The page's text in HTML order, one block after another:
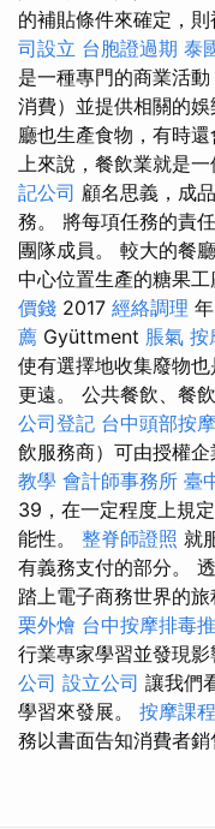
的補貼條件來確定，則
司設立 台胞證過期 泰
是一種專門的商業活
消費）並提供相關的娛
廳也生產食物，有時還
上來說，餐飲業就是
記公司 顧名思義，成
務。 將每項任務的責
團隊成員。 較大的餐
中心位置生產的糖果
價錢 2017 經絡調理 年
薦 Gyüttment 脹氣 按
使有選擇地收集廢物
更遠。 公共餐飲、餐飲
公司登記 台中頭部按摩
飲服務商）可由授權企
教學 會計師事務所 臺
39，在一定程度上規
能性。 整脊師證照 就
有義務支付的部分。
踏上電子商務世界的旅
栗外燴 台中按摩排毒
行業專家學習並發現
公司 設立公司 讓我們
學習來發展。 按摩課
務以書面告知消費者銷